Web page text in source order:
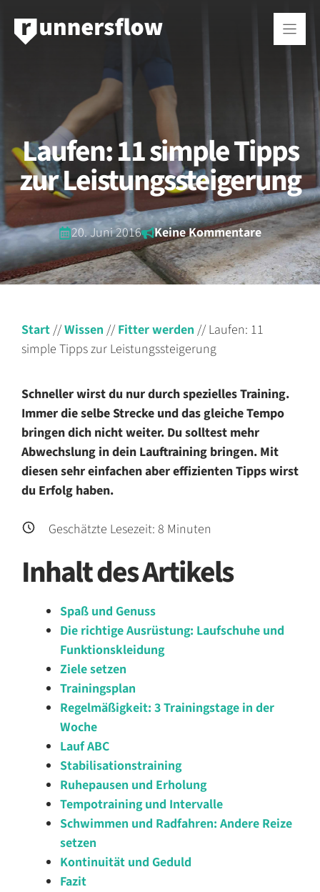
Inhalt
springen
Laufen: 11 simple Tipps
zur Leistungssteigerung
20. Juni 2016 Keine Kommentare
Start//Wissen //Fitter werden //Laufen: 11
simple Tipps zur Leistungssteigerung
Schneller wirst du nur durch spezielles Training.
Immer die selbe Strecke und das gleiche Tempo
bringen dich nicht weiter. Du solltest mehr
Abwechslung in dein Lauftraining bringen. Mit
diesen sehr einfachen aber effizienten Tipps wirst
du Erfolg haben.
Geschätzte Lesezeit: 8 Minuten
Inhalt des Artikels
Spaß und Genuss
Die richtige Ausrüstung: Laufschuhe und
Funktionskleidung
Ziele setzen
Trainingsplan
Regelmäßigkeit: 3 Trainingstage in der
Woche
Lauf ABC
Stabilisationstraining
Ruhepausen und Erholung
Tempotraining und Intervalle
Schwimmen und Radfahren: Andere Reize
setzen
Kontinuität und Geduld
Fazit